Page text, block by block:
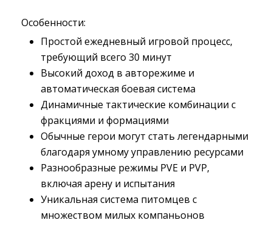
Особенности:
Простой ежедневный игровой процесс,
требующий всего 30 минут
Высокий доход в авторежиме и
автоматическая боевая система
Динамичные тактические комбинации с
фракциями и формациями
Обычные герои могут стать легендарными
благодаря умному управлению ресурсами
Разнообразные режимы PVE и PVP,
включая арену и испытания
Уникальная система питомцев с
множеством милых компаньонов